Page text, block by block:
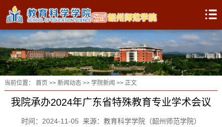
当前位置： 首页 >> 新闻动态>> 学院新闻 >> 正文
我院承办2024年广东省特殊教育专业学术会议
时间：2024-11-05 来源：教育科学学院（韶州师范学院）